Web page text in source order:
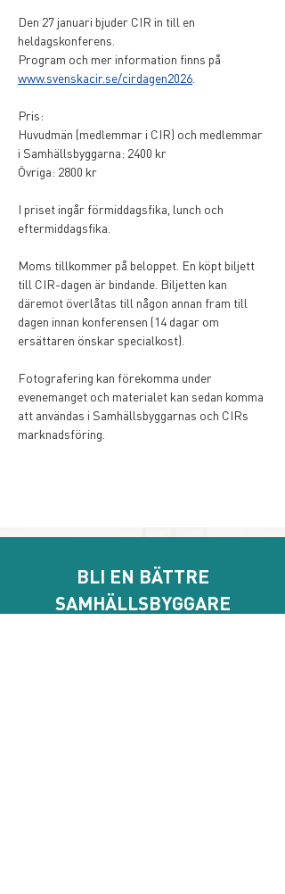
Den 27 januari bjuder CIR in till en
heldagskonferens.
Program och mer information finns på
www.svenskacir.se/cirdagen2026
Pris:
Huvudmän (medlemmar i CIR) och medlemmar
i Samhällsbyggarna: 2400 kr
Övriga: 2800 kr
I priset ingår förmiddagsfika, lunch och
eftermiddagsfika.
Moms tillkommer på beloppet. En köpt biljett
till CIR-dagen är bindande. Biljetten kan
däremot överlåtas till någon annan fram till
dagen innan konferensen (14 dagar om
ersättaren önskar specialkost).
Fotografering kan förekomma under
evenemanget och materialet kan sedan komma
att användas i Samhällsbyggarnas och CIRs
marknadsföring.
BLI EN BÄTTRE
SAMHÄLLSBYGGARE